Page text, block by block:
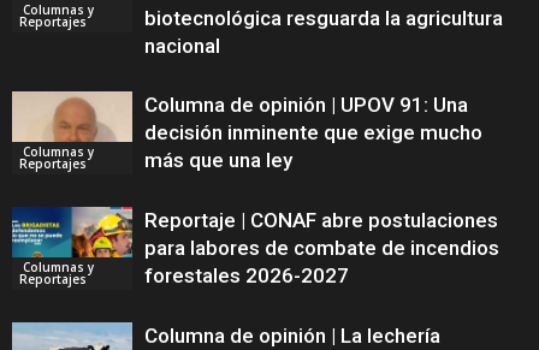
Columnas y
Reportajes
biotecnológica resguarda la agricultura
nacional
Columnas y
Reportajes
Columna de opinión | UPOV 91: Una
decisión inminente que exige mucho
más que una ley
Columnas y
Reportajes
Reportaje | CONAF abre postulaciones
para labores de combate de incendios
forestales 2026-2027
Columna de opinión | La lechería